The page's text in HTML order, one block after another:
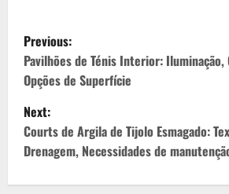
P
o
s
t
n
Previous:
Pavilhões de Ténis Interior:
Opções de Superfície
Next:
Courts de Argila de Tijolo Esmagado:
Drenagem, Necessidades de